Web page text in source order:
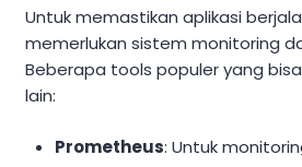
Untuk memastikan aplikasi
memerlukan sistem monitoring
Beberapa tools populer yang
lain:
Prometheus: Untuk